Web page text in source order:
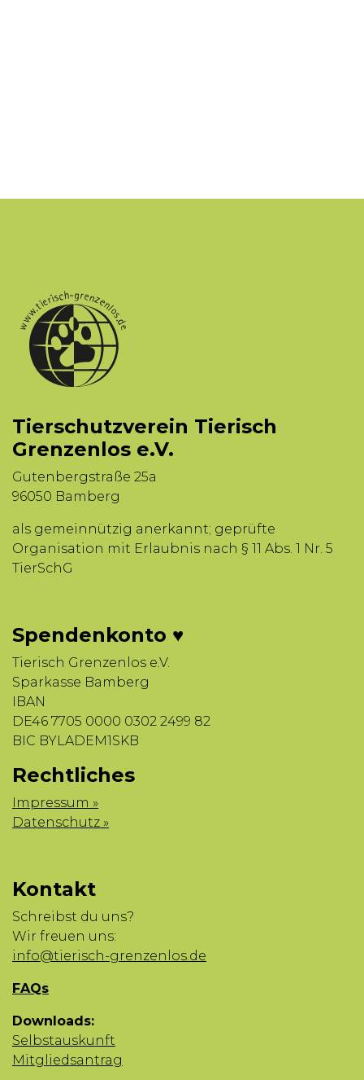
Tierschutzverein Tierisch
Grenzenlos e.V.
Gutenbergstraße 25a
96050 Bamberg
als gemeinnützig anerkannt; geprüfte
Organisation mit Erlaubnis nach § 11 Abs. 1 Nr. 5
TierSchG
Spendenkonto ♥
Tierisch Grenzenlos e.V.
Sparkasse Bamberg
IBAN
DE46 7705 0000 0302 2499 82
BIC BYLADEM1SKB
Rechtliches
Impressum »
Datenschutz »
Kontakt
Schreibst du uns?
Wir freuen uns:
info@tierisch-grenzenlos.de
FAQs
Downloads:
Selbstauskunft
Mitgliedsantrag